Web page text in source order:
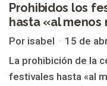
Prohibidos los
hasta «al
Por isabel 15 de
La prohibición de la
festivales hasta «al